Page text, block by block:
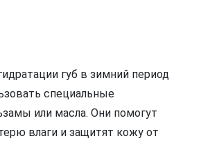
губ в зимний период
специальные
или масла. Они помогут
влаги и защитят кожу от